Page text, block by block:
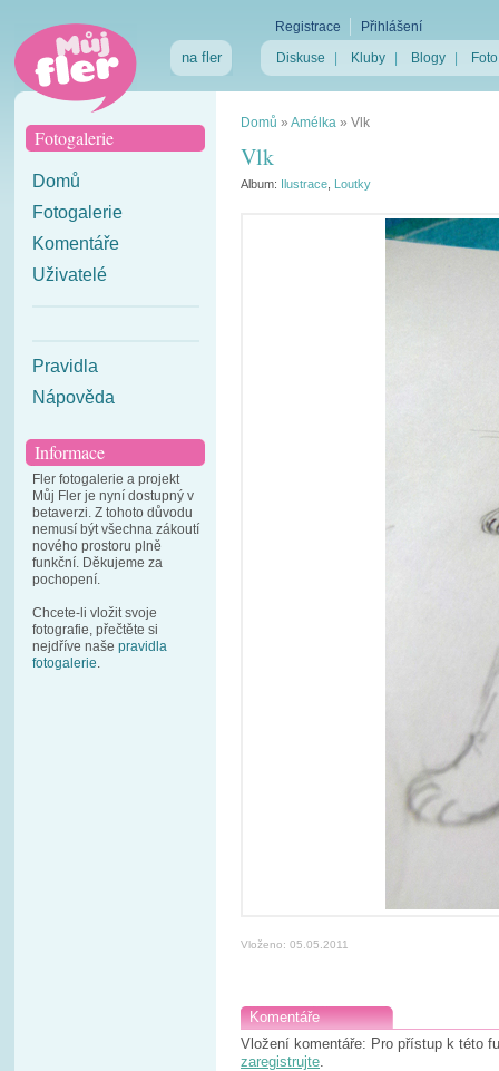
na fler
Registrace
Přihlášení
Diskuse
Kluby Blogy Foto
Fotogalerie
Domů
Fotogalerie
Komentáře
Uživatelé
Pravidla
Nápověda
Informace
Fler fotogalerie a projekt
Můj Fler je nyní dostupný v
betaverzi. Z tohoto důvodu
nemusí být všechna zákoutí
nového prostoru plně
funkční. Děkujeme za
pochopení.
Chcete-li vložit svoje
fotografie, přečtěte si
nejdříve naše pravidla
fotogalerie.
Domů » Amélka » Vlk
Vlk
Album: Ilustrace Loutky
Vloženo: 05.05.2011
Komentáře
Vložení komentáře: Pro přístup k této
zaregistrujte.